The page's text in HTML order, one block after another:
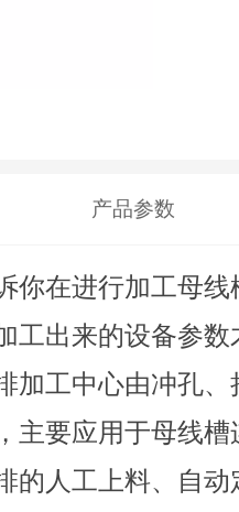
产品参数
你在进行加工母线
工出来的设备参数
加工中心由冲孔、
主要应用于母线槽
的人工上料、自动